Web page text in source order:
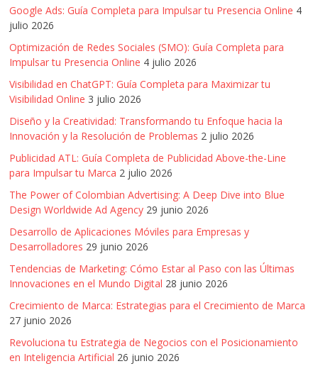
Producción
Gráfica
en
Colombia.
Google Ads: Guía Completa para Impulsar tu Presencia Online 4
julio 2026
Optimización de Redes Sociales (SMO): Guía Completa para
Impulsar tu Presencia Online 4 julio 2026
Visibilidad en ChatGPT: Guía Completa para Maximizar tu
Visibilidad Online 3 julio 2026
Diseño y la Creatividad: Transformando tu Enfoque hacia la
Innovación y la Resolución de Problemas 2 julio 2026
Publicidad ATL: Guía Completa de Publicidad Above-the-Line
para Impulsar tu Marca 2 julio 2026
The Power of Colombian Advertising: A Deep Dive into Blue
Design Worldwide Ad Agency 29 junio 2026
Desarrollo de Aplicaciones Móviles para Empresas y
Desarrolladores 29 junio 2026
Tendencias de Marketing: Cómo Estar al Paso con las Últimas
Innovaciones en el Mundo Digital 28 junio 2026
Crecimiento de Marca: Estrategias para el Crecimiento de Marca
27 junio 2026
Revoluciona tu Estrategia de Negocios con el Posicionamiento
en Inteligencia Artificial 26 junio 2026